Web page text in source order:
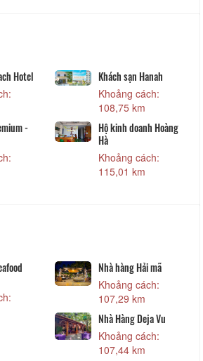
Hotel Khách sạn Hanah
Khoảng cách:
108,75 km
-
Hộ kinh doanh Hoàng
Hà
Khoảng cách:
115,01 km
Nhà hàng Hải mã
Khoảng cách:
107,29 km
Nhà Hàng Deja Vu
Khoảng cách:
107,44 km